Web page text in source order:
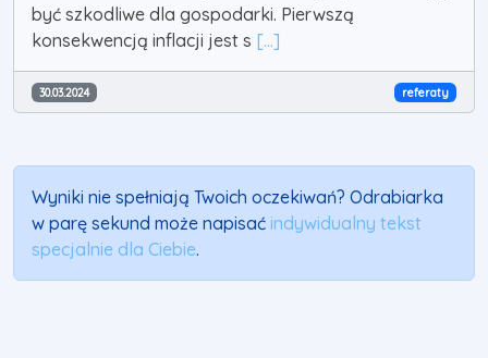
być szkodliwe dla gospodarki. Pierwszą
konsekwencją inflacji jest s [...]
30.03.2024 referaty
Wyniki nie spełniają Twoich oczekiwań? Odrabiarka
w parę sekund może napisać indywidualny tekst
specjalnie dla Ciebie.